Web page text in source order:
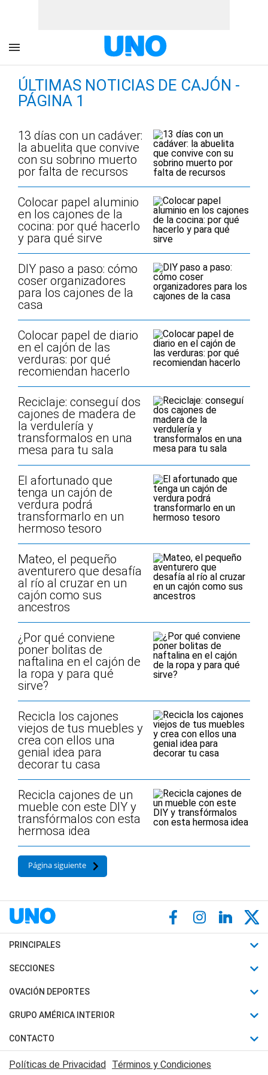
ÚLTIMAS NOTICIAS DE CAJÓN -
PÁGINA 1
13 días con un cadáver:
la abuelita que convive
con su sobrino muerto
por falta de recursos
Colocar papel aluminio
en los cajones de la
cocina: por qué hacerlo
y para qué sirve
DIY paso a paso: cómo
coser organizadores
para los cajones de la
casa
Colocar papel de diario
en el cajón de las
verduras: por qué
recomiendan hacerlo
Reciclaje: conseguí dos
cajones de madera de
la verdulería y
transformalos en una
mesa para tu sala
El afortunado que
tenga un cajón de
verdura podrá
transformarlo en un
hermoso tesoro
Mateo, el pequeño
aventurero que desafía
al río al cruzar en un
cajón como sus
ancestros
¿Por qué conviene
poner bolitas de
naftalina en el cajón de
la ropa y para qué
sirve?
Recicla los cajones
viejos de tus muebles y
crea con ellos una
genial idea para
decorar tu casa
Recicla cajones de un
mueble con este DIY y
transfórmalos con esta
hermosa idea
Página siguiente
PRINCIPALES
Últimas Noticias
Política
Judiciales
Economia
SECCIONES
Horóscopo
Motores
Trucos caseros
Series y Películas
OVACIÓN DEPORTES
Fútbol
Mundial
Automovilismo
Rugby
GRUPO AMÉRICA INTERIOR
Canal 7 en Vivo
CONTACTO
Acerca de Nosotros
Políticas de Privacidad Términos y Condiciones